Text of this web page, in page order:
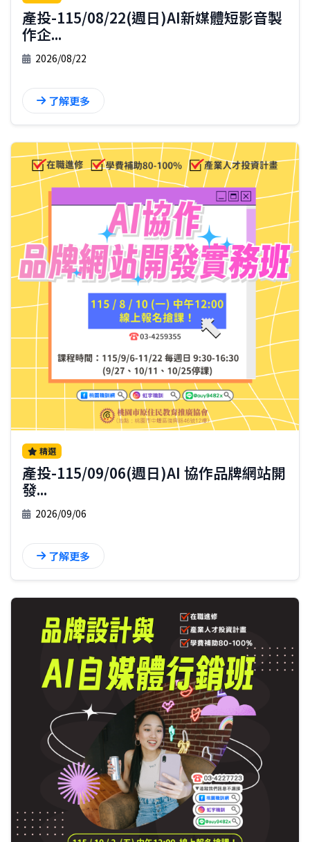
產投-115/08/22(週日)AI新媒體短影音製
作企...
2026/08/22
了解更多
精選
產投-115/09/06(週日)AI 協作品牌網站開
發...
2026/09/06
了解更多